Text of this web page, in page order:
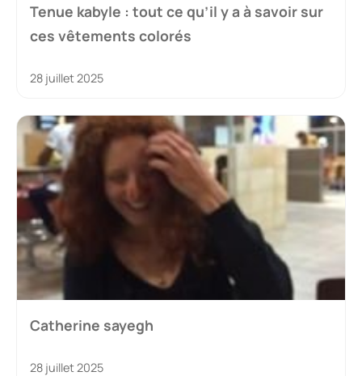
Tenue kabyle : tout ce qu’il y a à savoir sur
ces vêtements colorés
28 juillet 2025
Catherine sayegh
28 juillet 2025